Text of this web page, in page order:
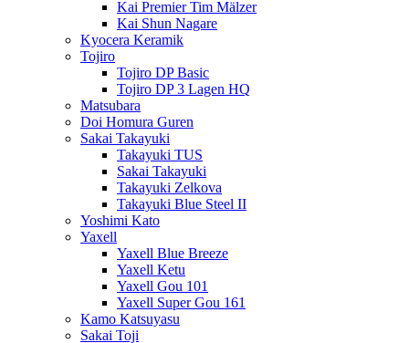
Kai Premier Tim Mälzer
Kai Shun Nagare
Kyocera Keramik
Tojiro
Tojiro DP Basic
Tojiro DP 3 Lagen HQ
Matsubara
Doi Homura Guren
Sakai Takayuki
Takayuki TUS
Sakai Takayuki
Takayuki Zelkova
Takayuki Blue Steel II
Yoshimi Kato
Yaxell
Yaxell Blue Breeze
Yaxell Ketu
Yaxell Gou 101
Yaxell Super Gou 161
Kamo Katsuyasu
Sakai Toji